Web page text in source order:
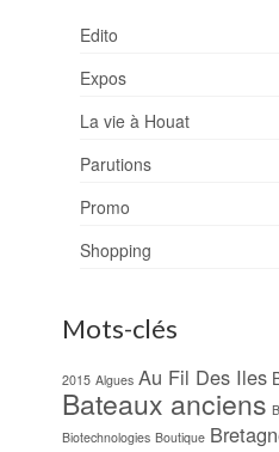
Edito
Expos
La vie à Houat
Parutions
Promo
Shopping
Mots-clés
2015 Algues Au Fil Des Iles
Bateaux anciens
Biotechnologies Boutique